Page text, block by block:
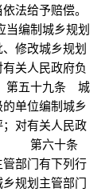
法给予赔偿。
编制城乡规划
修改城乡规划
关人民政府负
第五十九条 城
单位编制城乡
对有关人民政
。 第六十条
部门有下列行
规划主管部门